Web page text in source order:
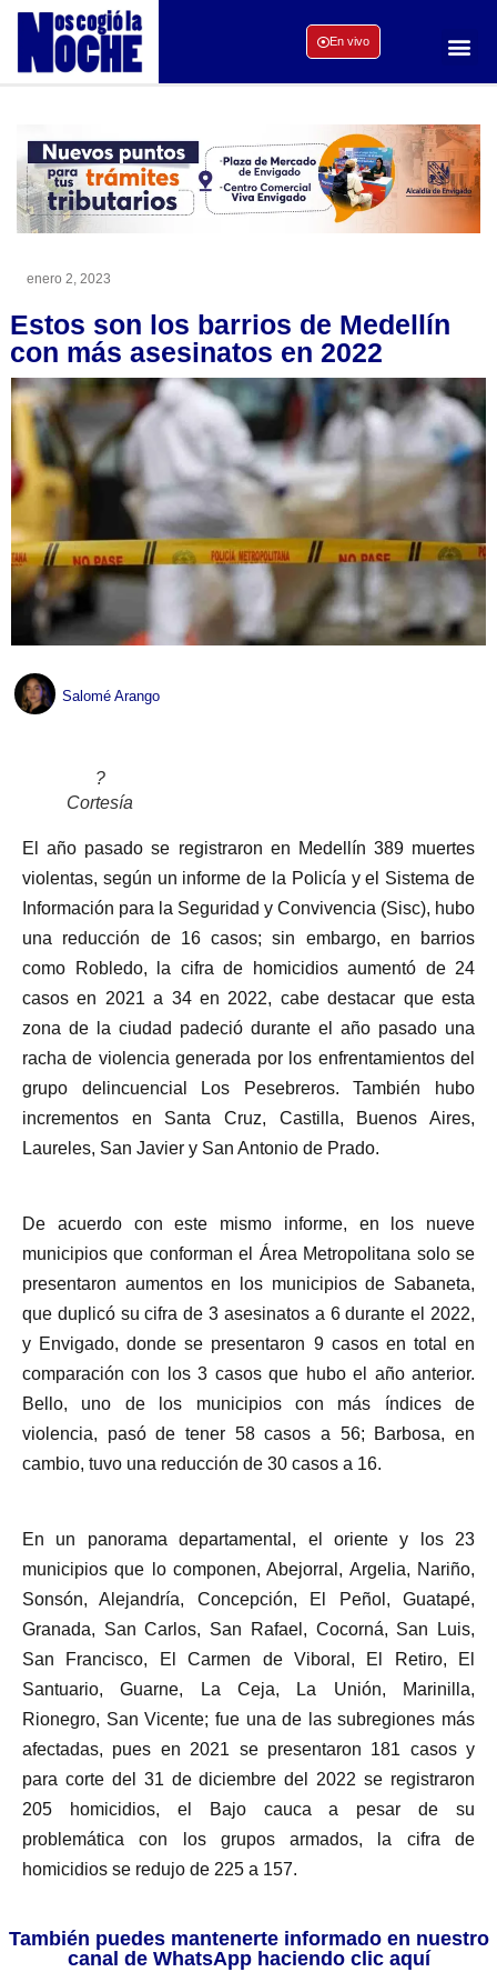
En vivo
enero 2, 2023
Estos son los barrios de Medellín
con más asesinatos en 2022
Salomé Arango
?
Cortesía
El año pasado se registraron en Medellín 389 muertes
violentas, según un informe de la Policía y el Sistema de
Información para la Seguridad y Convivencia (Sisc), hubo
una reducción de 16 casos; sin embargo, en barrios
como Robledo, la cifra de homicidios aumentó de 24
casos en 2021 a 34 en 2022, cabe destacar que esta
zona de la ciudad padeció durante el año pasado una
racha de violencia generada por los enfrentamientos del
grupo delincuencial Los Pesebreros. También hubo
incrementos en Santa Cruz, Castilla, Buenos Aires,
Laureles, San Javier y San Antonio de Prado.
De acuerdo con este mismo informe, en los nueve
municipios que conforman el Área Metropolitana solo se
presentaron aumentos en los municipios de Sabaneta,
que duplicó su cifra de 3 asesinatos a 6 durante el 2022,
y Envigado, donde se presentaron 9 casos en total en
comparación con los 3 casos que hubo el año anterior.
Bello, uno de los municipios con más índices de
violencia, pasó de tener 58 casos a 56; Barbosa, en
cambio, tuvo una reducción de 30 casos a 16.
En un panorama departamental, el oriente y los 23
municipios que lo componen, Abejorral, Argelia, Nariño,
Sonsón, Alejandría, Concepción, El Peñol, Guatapé,
Granada, San Carlos, San Rafael, Cocorná, San Luis,
San Francisco, El Carmen de Viboral, El Retiro, El
Santuario, Guarne, La Ceja, La Unión, Marinilla,
Rionegro, San Vicente; fue una de las subregiones más
afectadas, pues en 2021 se presentaron 181 casos y
para corte del 31 de diciembre del 2022 se registraron
205 homicidios, el Bajo cauca a pesar de su
problemática con los grupos armados, la cifra de
homicidios se redujo de 225 a 157.
También puedes mantenerte informado en nuestro
canal de WhatsApp haciendo clic aquí